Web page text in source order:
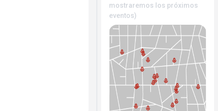
mostraremos los próximos
eventos)